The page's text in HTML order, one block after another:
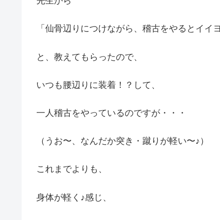
「仙骨辺りにつけながら、稽古をやるとイイ
と、教えてもらったので、
いつも腰辺りに装着！？して、
一人稽古をやっているのですが・・・
（うお〜、なんだか突き・蹴りが軽い〜♪）
これまでよりも、
身体が軽く♪感じ、